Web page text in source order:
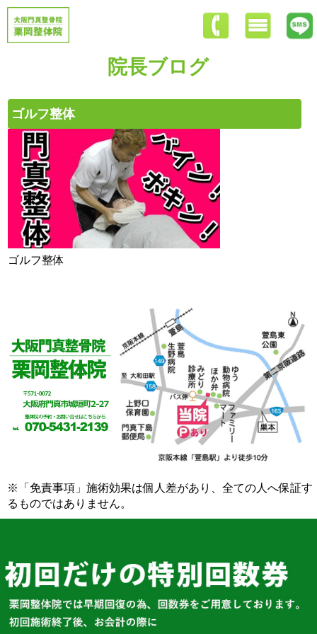
院長ブログ
ゴルフ整体
ゴルフ整体
※「免責事項」施術効果は個人差があり、全ての人へ保証す
るものではありません。